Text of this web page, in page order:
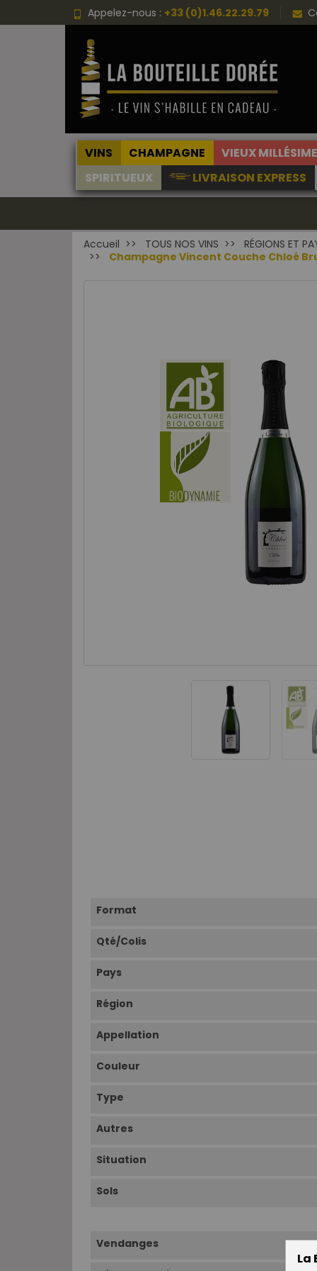
Appelez-nous : +33 (0)1.46.22.29.79
VINS CHAMPAGNE VIEUX
SPIRITUEUX
LIVRAISON EXPRESS
Accueil TOUS NOS VINS RÉGIONS ET
Champagne Vincent Couche Chloé
Format
Qté/Colis
Pays
Région
Appellation
Couleur
Type
Autres
Situation
Sols
Vendanges
La